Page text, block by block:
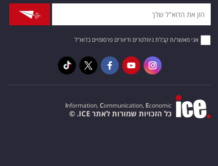
אני מאשר/ת קבלת ניוזלטרים ודיוורים פרסומיים בדוא"ל
Information, Communication, Economic
כל הזכויות שמורות לאתר ICE. ©